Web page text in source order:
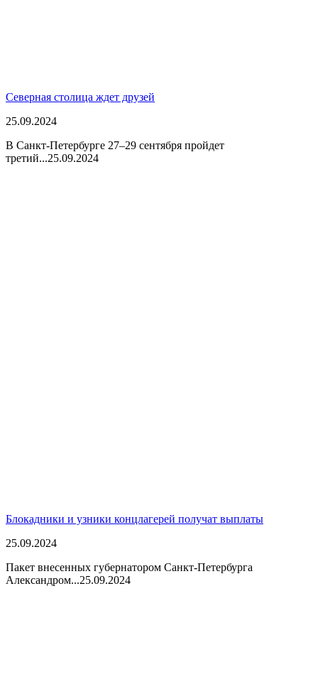
Северная столица ждет друзей
25.09.2024
В Санкт-Петербурге 27–29 сентября пройдет
третий...25.09.2024
Блокадники и узники концлагерей получат выплаты
25.09.2024
Пакет внесенных губернатором Санкт-Петербурга
Александром...25.09.2024